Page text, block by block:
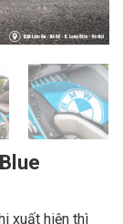
xuất hiện thì